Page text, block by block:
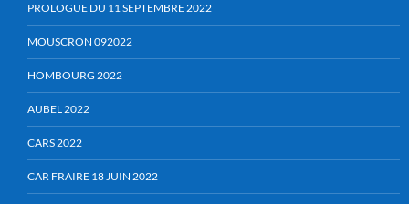
PROLOGUE DU 11 SEPTEMBRE 2022
MOUSCRON 092022
HOMBOURG 2022
AUBEL 2022
CARS 2022
CAR FRAIRE 18 JUIN 2022